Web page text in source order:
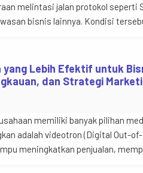
melintasi jalan protokol seperti
bisnis lainnya. Kondisi
hingga mendorong penjualan.
yang Lebih Efektif untuk
dan Strategi
memiliki banyak pilihan
adalah videotron (Digital Out-of-
meningkatkan penjualan,